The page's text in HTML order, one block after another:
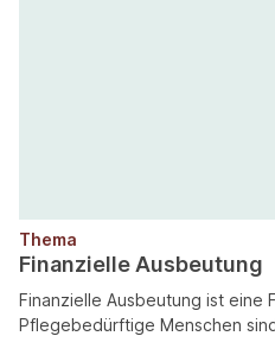
Thema
Finanzielle Ausbeutung
Finanzielle Ausbeutung ist eine
Pflegebedürftige Menschen